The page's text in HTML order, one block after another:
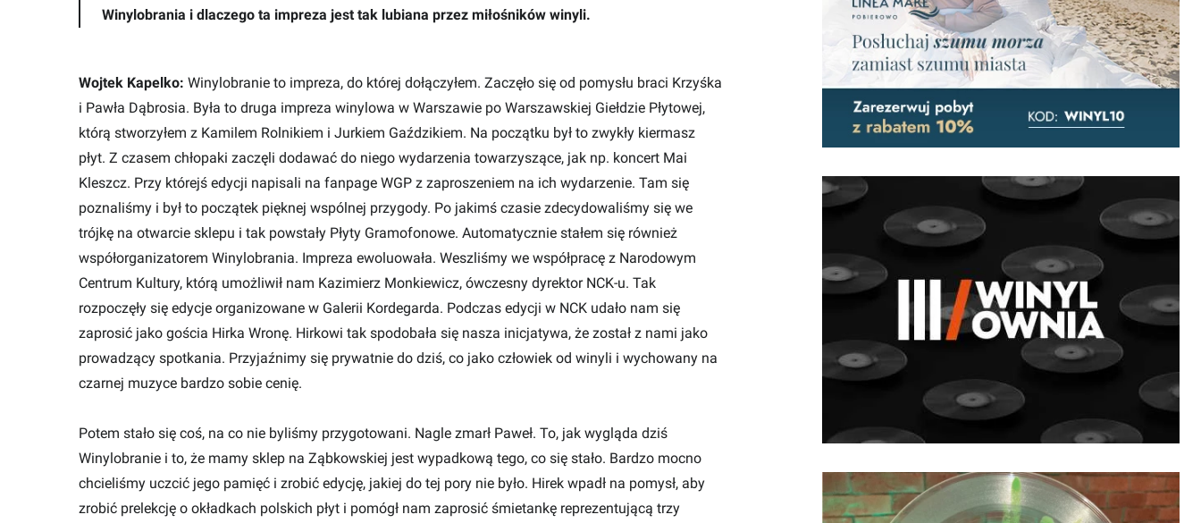
Winylobrania i dlaczego ta impreza jest tak lubiana przez miłośników winyli.
Wojtek Kapelko: Winylobranie to impreza, do której dołączyłem. Zaczęło się od pomysłu braci Krzyśka
i Pawła Dąbrosia. Była to druga impreza winylowa w Warszawie po Warszawskiej Giełdzie Płytowej,
którą stworzyłem z Kamilem Rolnikiem i Jurkiem Gaździkiem. Na początku był to zwykły kiermasz
płyt. Z czasem chłopaki zaczęli dodawać do niego wydarzenia towarzyszące, jak np. koncert Mai
Kleszcz. Przy którejś edycji napisali na fanpage WGP z zaproszeniem na ich wydarzenie. Tam się
poznaliśmy i był to początek pięknej wspólnej przygody. Po jakimś czasie zdecydowaliśmy się we
trójkę na otwarcie sklepu i tak powstały Płyty Gramofonowe. Automatycznie stałem się również
współorganizatorem Winylobrania. Impreza ewoluowała. Weszliśmy we współpracę z Narodowym
Centrum Kultury, którą umożliwił nam Kazimierz Monkiewicz, ówczesny dyrektor NCK-u. Tak
rozpoczęły się edycje organizowane w Galerii Kordegarda. Podczas edycji w NCK udało nam się
zaprosić jako gościa Hirka Wronę. Hirkowi tak spodobała się nasza inicjatywa, że został z nami jako
prowadzący spotkania. Przyjaźnimy się prywatnie do dziś, co jako człowiek od winyli i wychowany na
czarnej muzyce bardzo sobie cenię.
Potem stało się coś, na co nie byliśmy przygotowani. Nagle zmarł Paweł. To, jak wygląda dziś
Winylobranie i to, że mamy sklep na Ząbkowskiej jest wypadkową tego, co się stało. Bardzo mocno
chcieliśmy uczcić jego pamięć i zrobić edycję, jakiej do tej pory nie było. Hirek wpadł na pomysł, aby
zrobić prelekcję o okładkach polskich płyt i pomógł nam zaprosić śmietankę reprezentującą trzy